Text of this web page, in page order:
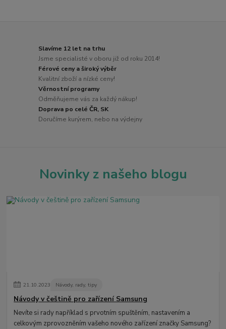
Slavíme 12 let na trhu
Jsme specialisté v oboru již od roku 2014!
Férové ceny a široký výběr
Kvalitní zboží a nízké ceny!
Věrnostní programy
Odměňujeme vás za každý nákup!
Doprava po celé ČR, SK
Doručíme kurýrem, nebo na výdejny
Novinky z našeho blogu
21.10.2023 Návody, rady, tipy
Návody v češtině pro zařízení Samsung
Nevíte si rady například s prvotním spuštěním, nastavením a
celkovým zprovozněním vašeho nového zařízení značky Samsung?